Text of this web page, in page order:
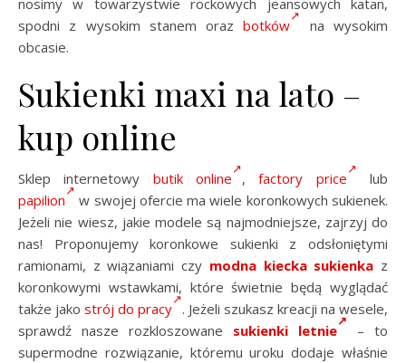
spodni z wysokim stanem orazbotków
na wysokim
obcasie.
Sukienki maxi na lato –
kup online
Sklep internetowy butik online ,factory price
lub
papilion
w swojej ofercie ma wiele koronkowych sukienek.
Jeżeli nie wiesz, jakie modele są najmodniejsze, zajrzyj do
nas! Proponujemy koronkowe sukienki z odsłoniętymi
ramionami, z wiązaniami czy modna kiecka sukienka z
koronkowymi wstawkami, które świetnie będą wyglądać
także jako strój do pracy . Jeżeli szukasz kreacji na wesele,
sprawdź nasze rozkloszowane sukienki letnie
– to
supermodne rozwiązanie, któremu uroku dodaje właśnie